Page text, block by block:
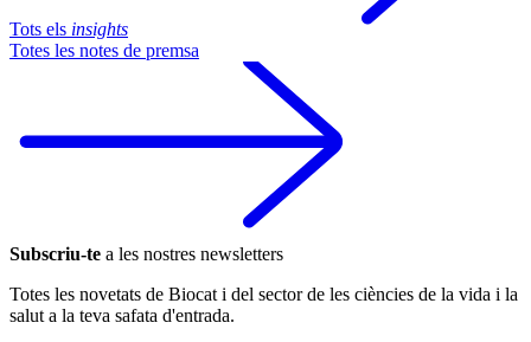
Tots els insights
Totes les notes de premsa
Subscriu-te a les nostres newsletters
Totes les novetats de Biocat i del sector de les ciències de la vida i la
salut a la teva safata d'entrada.